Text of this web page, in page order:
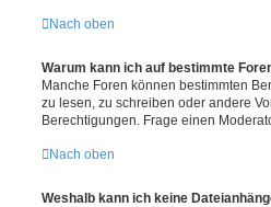
Nach oben
Warum kann ich auf bestimmte
Manche Foren können bestimmten
zu lesen, zu schreiben oder andere
Berechtigungen. Frage einen
Nach oben
Weshalb kann ich keine